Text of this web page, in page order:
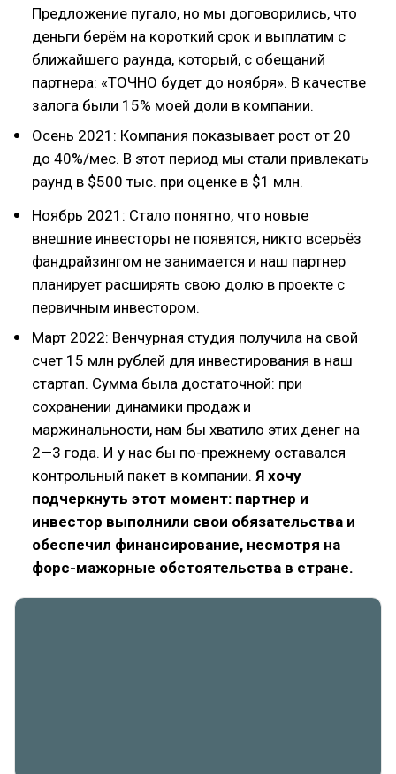
Предложение пугало, но мы договорились, что
деньги берём на короткий срок и выплатим с
ближайшего раунда, который, с обещаний
партнера: «ТОЧНО будет до ноября». В качестве
залога были 15% моей доли в компании.
Осень 2021: Компания показывает рост от 20
до 40%/мес. В этот период мы стали привлекать
раунд в $500 тыс. при оценке в $1 млн.
Ноябрь 2021: Стало понятно, что новые
внешние инвесторы не появятся, никто всерьёз
фандрайзингом не занимается и наш партнер
планирует расширять свою долю в проекте с
первичным инвестором.
Март 2022: Венчурная студия получила на свой
счет 15 млн рублей для инвестирования в наш
стартап. Сумма была достаточной: при
сохранении динамики продаж и
маржинальности, нам бы хватило этих денег на
2—3 года. И у нас бы по-прежнему оставался
контрольный пакет в компании. Я хочу
подчеркнуть этот момент: партнер и
инвестор выполнили свои обязательства и
обеспечил финансирование, несмотря на
форс-мажорные обстоятельства в стране.